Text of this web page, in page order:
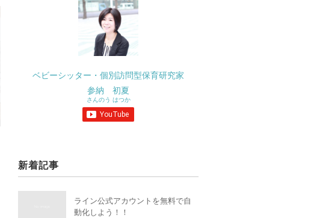
ベビーシッター・個別訪問型保育研究家
参納 初夏
さんのう はつか
新着記事
ライン公式アカウントを無料で自
動化しよう！！